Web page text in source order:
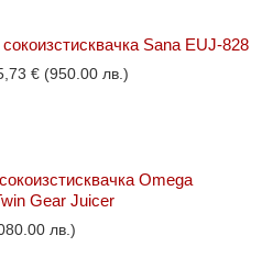
Sana EUJ-828
€Текущата
(950.00 лв.)
Omega
Gear Juicer
лв.)